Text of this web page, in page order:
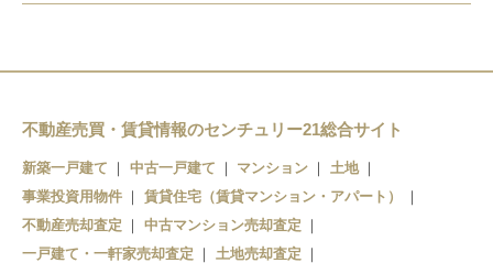
本宮
不動産売買・賃貸情報のセンチュリー21総合サイト
新築一戸建て 中古一戸建て マンション
土地
事業投資用物件
賃貸住宅（賃貸マンション・アパート）
不動産売却査定
中古マンション売却査定
一戸建て・一軒家売却査定
土地売却査定